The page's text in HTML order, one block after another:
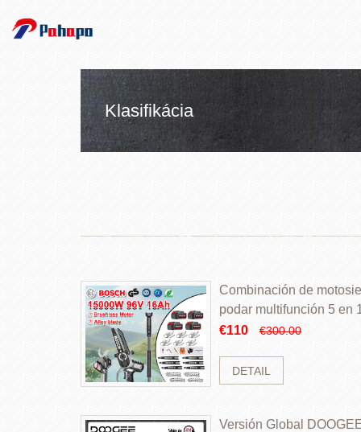
Klasifikácia
Combinación de
podar multifunción 5 en
€110
€300.00
DETAIL
Versión Global